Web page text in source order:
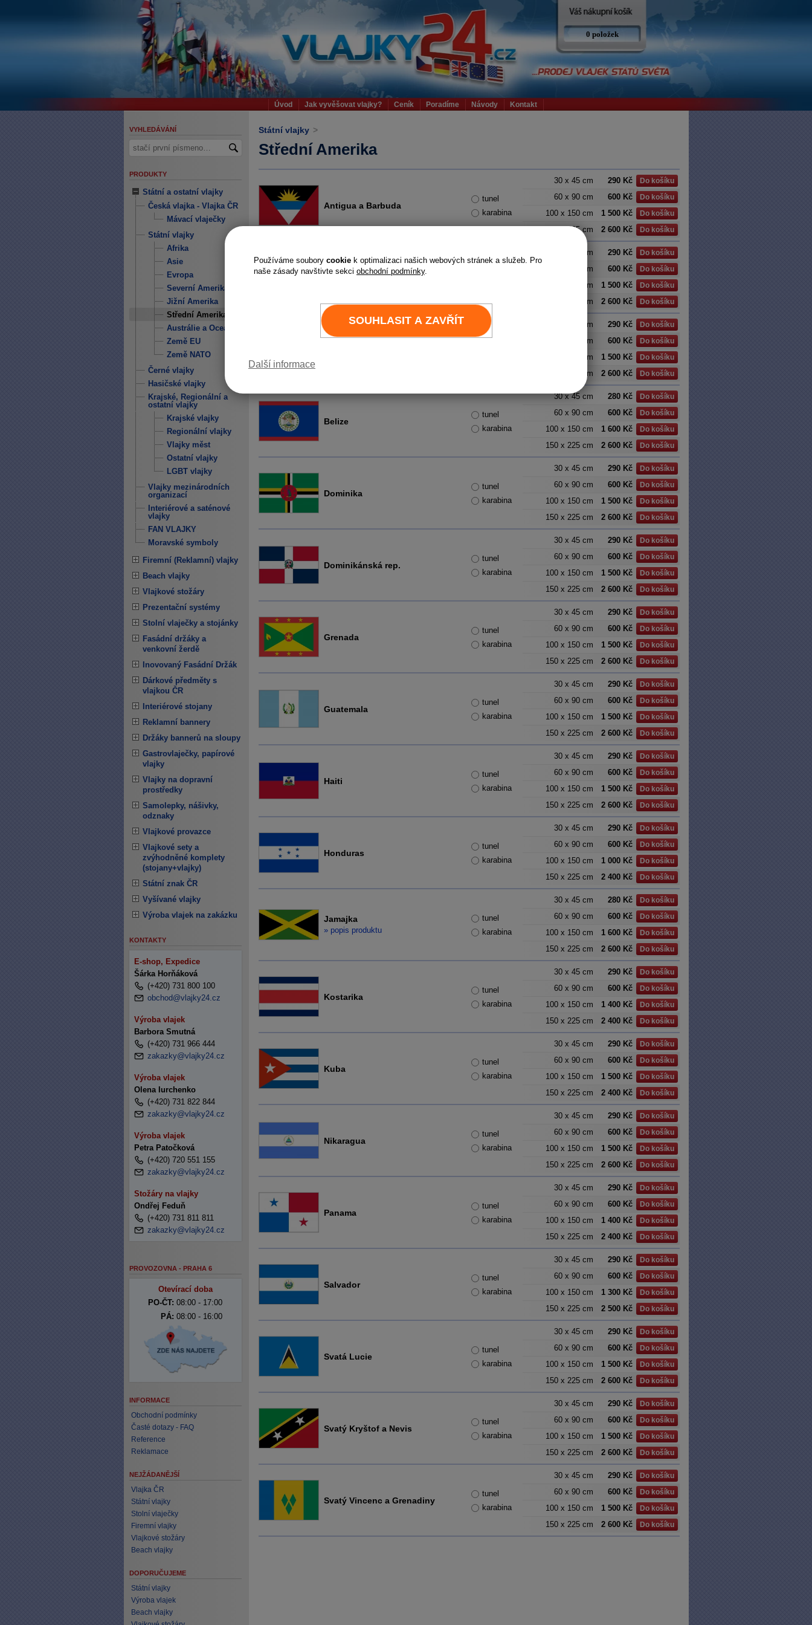
0 položek
Úvod Jak vyvěšovat vlajky? Ceník Poradíme Návody Kontakt
Státní vlajky >
Střední Amerika
Antigua a Barbuda
tunel
karabina
30 x 45 cm 290 Kč Do košíku
60 x 90 cm 600 Kč Do košíku
100 x 150 cm 1 500 Kč Do košíku
150 x 225 cm 2 600 Kč Do košíku
Bahamy
30 x 45 cm 290 Kč Do košíku
60 x 90 cm 600 Kč Do košíku
100 x 150 cm 1 500 Kč Do košíku
150 x 225 cm 2 600 Kč Do košíku
30 x 45 cm 290 Kč Do košíku
60 x 90 cm 600 Kč Do košíku
100 x 150 cm 1 500 Kč Do košíku
150 x 225 cm 2 600 Kč Do košíku
Belize
tunel
karabina
30 x 45 cm 280 Kč Do košíku
60 x 90 cm 600 Kč Do košíku
100 x 150 cm 1 600 Kč Do košíku
150 x 225 cm 2 600 Kč Do košíku
Dominika
tunel
karabina
30 x 45 cm 290 Kč Do košíku
60 x 90 cm 600 Kč Do košíku
100 x 150 cm 1 500 Kč Do košíku
150 x 225 cm 2 600 Kč Do košíku
Dominikánská rep.
tunel
karabina
30 x 45 cm 290 Kč Do košíku
60 x 90 cm 600 Kč Do košíku
100 x 150 cm 1 500 Kč Do košíku
150 x 225 cm 2 600 Kč Do košíku
Grenada
tunel
karabina
30 x 45 cm 290 Kč Do košíku
60 x 90 cm 600 Kč Do košíku
100 x 150 cm 1 500 Kč Do košíku
150 x 225 cm 2 600 Kč Do košíku
Guatemala
tunel
karabina
30 x 45 cm 290 Kč Do košíku
60 x 90 cm 600 Kč Do košíku
100 x 150 cm 1 500 Kč Do košíku
150 x 225 cm 2 600 Kč Do košíku
Haiti
tunel
karabina
30 x 45 cm 290 Kč Do košíku
60 x 90 cm 600 Kč Do košíku
100 x 150 cm 1 500 Kč Do košíku
150 x 225 cm 2 600 Kč Do košíku
Honduras
tunel
karabina
30 x 45 cm 290 Kč Do košíku
60 x 90 cm 600 Kč Do košíku
100 x 150 cm 1 000 Kč Do košíku
150 x 225 cm 2 400 Kč Do košíku
Jamajka
» popis produktu
tunel
karabina
30 x 45 cm 280 Kč Do košíku
60 x 90 cm 600 Kč Do košíku
100 x 150 cm 1 600 Kč Do košíku
150 x 225 cm 2 600 Kč Do košíku
Kostarika
tunel
karabina
30 x 45 cm 290 Kč Do košíku
60 x 90 cm 600 Kč Do košíku
100 x 150 cm 1 400 Kč Do košíku
150 x 225 cm 2 400 Kč Do košíku
Kuba
tunel
karabina
30 x 45 cm 290 Kč Do košíku
60 x 90 cm 600 Kč Do košíku
100 x 150 cm 1 500 Kč Do košíku
150 x 225 cm 2 400 Kč Do košíku
Nikaragua
tunel
karabina
30 x 45 cm 290 Kč Do košíku
60 x 90 cm 600 Kč Do košíku
100 x 150 cm 1 500 Kč Do košíku
150 x 225 cm 2 600 Kč Do košíku
Panama
tunel
karabina
30 x 45 cm 290 Kč Do košíku
60 x 90 cm 600 Kč Do košíku
100 x 150 cm 1 400 Kč Do košíku
150 x 225 cm 2 400 Kč Do košíku
Salvador
tunel
karabina
30 x 45 cm 290 Kč Do košíku
60 x 90 cm 600 Kč Do košíku
100 x 150 cm 1 300 Kč Do košíku
150 x 225 cm 2 500 Kč Do košíku
Svatá Lucie
tunel
karabina
30 x 45 cm 290 Kč Do košíku
60 x 90 cm 600 Kč Do košíku
100 x 150 cm 1 500 Kč Do košíku
150 x 225 cm 2 600 Kč Do košíku
Svatý Kryštof a Nevis
tunel
karabina
30 x 45 cm 290 Kč Do košíku
60 x 90 cm 600 Kč Do košíku
100 x 150 cm 1 500 Kč Do košíku
150 x 225 cm 2 600 Kč Do košíku
Svatý Vincenc a Grenadiny
tunel
karabina
30 x 45 cm 290 Kč Do košíku
60 x 90 cm 600 Kč Do košíku
100 x 150 cm 1 500 Kč Do košíku
150 x 225 cm 2 600 Kč Do košíku
VYHLEDÁVÁNÍ
PRODUKTY
Státní a ostatní vlajky
Česká vlajka - Vlajka ČR
Mávací vlaječky
Státní vlajky
Afrika
Asie
Evropa
Severní Amerika
Jižní Amerika
Střední Amerika
Austrálie a Oceánie
Země EU
Země NATO
Černé vlajky
Hasičské vlajky
Krajské, Regionální a
ostatní vlajky
Krajské vlajky
Regionální vlajky
Vlajky měst
Ostatní vlajky
LGBT vlajky
Vlajky mezinárodních
organizací
Interiérové a saténové
vlajky
FAN VLAJKY
Moravské symboly
Firemní (Reklamní) vlajky
Beach vlajky
Vlajkové stožáry
Prezentační systémy
Stolní vlaječky a stojánky
Fasádní držáky a
venkovní žerdě
Inovovaný Fasádní Držák
Dárkové předměty s
vlajkou ČR
Interiérové stojany
Reklamní bannery
Držáky bannerů na sloupy
Gastrovlaječky, papírové
vlajky
Vlajky na dopravní
prostředky
Samolepky, nášivky,
odznaky
Vlajkové provazce
Vlajkové sety a
zvýhodněné komplety
(stojany+vlajky)
Státní znak ČR
Vyšívané vlajky
Výroba vlajek na zakázku
KONTAKTY
E-shop, Expedice
Šárka Horňáková
(+420) 731 800 100
obchod@vlajky24.cz
Výroba vlajek
Barbora Smutná
(+420) 731 966 444
zakazky@vlajky24.cz
Výroba vlajek
Olena Iurchenko
(+420) 731 822 844
zakazky@vlajky24.cz
Výroba vlajek
Petra Patočková
(+420) 720 551 155
zakazky@vlajky24.cz
Stožáry na vlajky
Ondřej Feduň
(+420) 731 811 811
zakazky@vlajky24.cz
PROVOZOVNA - PRAHA 6
Otevírací doba
PO-ČT: 08:00 - 17:00
PÁ: 08:00 - 16:00
INFORMACE
Obchodní podmínky
Časté dotazy - FAQ
Reference
Reklamace
NEJŽÁDANĚJŠÍ
Vlajka ČR
Státní vlajky
Stolní vlaječky
Firemní vlajky
Vlajkové stožáry
Beach vlajky
DOPORUČUJEME
Státní vlajky
Výroba vlajek
Beach vlajky
Používáme soubory cookie k optimalizaci našich webových stránek a služeb. Pro
naše zásady navštivte sekci obchodní podmínky.
SOUHLASIT A ZAVŘÍT
Další informace